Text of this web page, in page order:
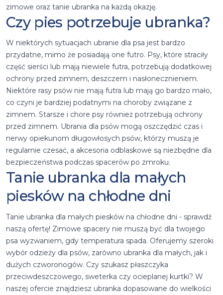
zimowe oraz tanie ubranka na każdą okazję.
Czy pies potrzebuje ubranka?
W niektórych sytuacjach ubranie dla psa jest bardzo
przydatne, mimo że posiadają one futro. Psy, które straciły
część sierści lub mają niewiele futra, potrzebują dodatkowej
ochrony przed zimnem, deszczem i nasłonecznieniem.
Niektóre rasy psów nie mają futra lub mają go bardzo mało,
co czyni je bardziej podatnymi na choroby związane z
zimnem. Starsze i chore psy również potrzebują ochrony
przed zimnem. Ubrania dla psów mogą oszczędzić czas i
nerwy opiekunom długowłosych psów, którzy muszą je
regularnie czesać, a akcesoria odblaskowe są niezbędne dla
bezpieczeństwa podczas spacerów po zmroku.
Tanie ubranka dla małych
piesków na chłodne dni
Tanie ubranka dla małych piesków na chłodne dni - sprawdź
naszą ofertę! Zimowe spacery nie muszą być dla twojego
psa wyzwaniem, gdy temperatura spada. Oferujemy szeroki
wybór odzieży dla psów, zarówno ubranka dla małych, jak i
dużych czworonogów. Czy szukasz płaszczyka
przeciwdeszczowego, sweterka czy ocieplanej kurtki? W
naszej ofercie znajdziesz ubranka dopasowane do wielkości